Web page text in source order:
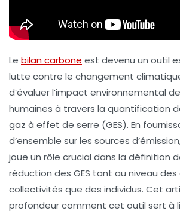
Le bilan carbone est devenu un outil
lutte contre le changement
d’évaluer l’impact environnemental
humaines à travers la quantification
gaz à effet de serre (GES). En
d’ensemble sur les sources
joue un rôle crucial dans la définition
réduction des GES tant au niveau
collectivités que des individus. Cet
profondeur comment cet outil sert à